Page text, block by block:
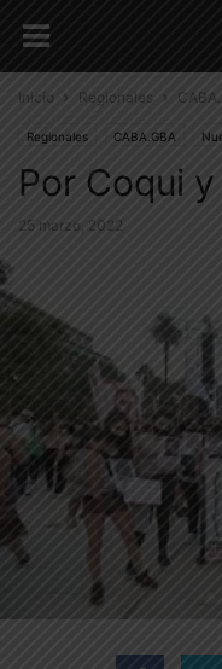
Inicio Regionales
Regionales CABA.GBA
Por Coqui
25 marzo, 2022